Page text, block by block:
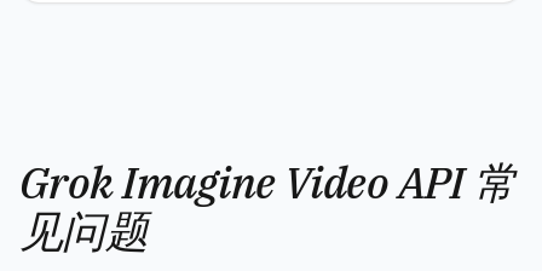
Grok Imagine Video API 常
见问题